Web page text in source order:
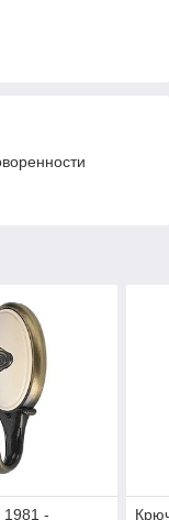
1981 -